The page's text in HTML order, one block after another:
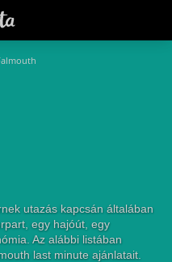
utazás kapcsán általában
egy hajóút, egy
Az alábbi listában
last minute ajánlatait.